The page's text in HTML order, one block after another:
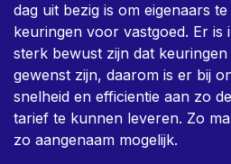
dag uit bezig is om eigenaars
keuringen voor vastgoed. Er is
sterk bewust zijn dat
gewenst zijn, daarom is er bij
snelheid en efficientie aan zo
tarief te kunnen leveren. Zo
zo aangenaam mogelijk.